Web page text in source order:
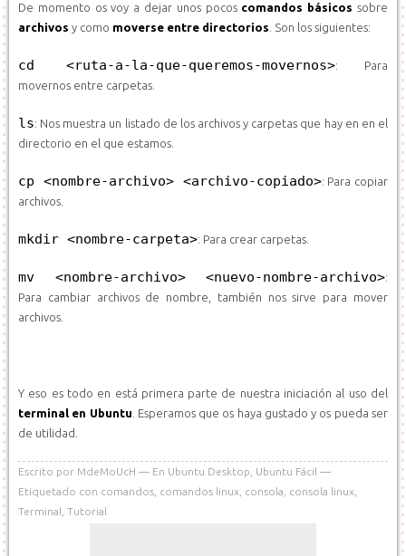
De momento os voy a dejar unos pocos comandos básicos sobre
archivos y como moverse entre directorios . Son los siguientes:
cd <ruta-a-la-que-queremos-movernos>: Para
movernos entre carpetas.
ls: Nos muestra un listado de los archivos y carpetas que hay en en el
directorio en el que estamos.
cp <nombre-archivo> <archivo-copiado>: Para copiar
archivos.
mkdir <nombre-carpeta>: Para crear carpetas.
mv <nombre-archivo> <nuevo-nombre-archivo>:
Para cambiar archivos de nombre, también nos sirve para mover
archivos.
Y eso es todo en está primera parte de nuestra iniciación al uso del
terminal en Ubuntu . Esperamos que os haya gustado y os pueda ser
de utilidad.
Escrito por MdeMoUcH En Ubuntu Desktop
Ubuntu Fácil
Etiquetado con comandos comandos linux consola consola linux
Terminal Tutorial